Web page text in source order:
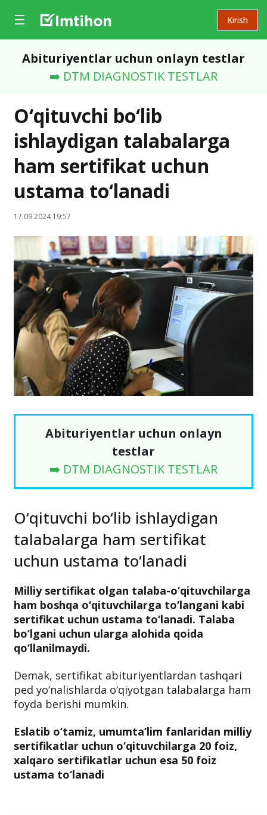
Kirish
Abituriyentlar uchun onlayn testlar
➡️ DTM DIAGNOSTIK TESTLAR
O‘qituvchi bo‘lib
ishlaydigan talabalarga
ham sertifikat uchun
ustama to‘lanadi
17.09.2024 19:57
Abituriyentlar uchun onlayn
testlar
➡️ DTM DIAGNOSTIK TESTLAR
O‘qituvchi bo‘lib ishlaydigan
talabalarga ham sertifikat
uchun ustama to‘lanadi
Milliy sertifikat olgan talaba-o‘qituvchilarga
ham boshqa o‘qituvchilarga to‘langani kabi
sertifikat uchun ustama to‘lanadi. Talaba
bo‘lgani uchun ularga alohida qoida
qo‘llanilmaydi.
Demak, sertifikat abituriyentlardan tashqari
ped yo‘nalishlarda o‘qiyotgan talabalarga ham
foyda berishi mumkin.
Eslatib o‘tamiz, umumta’lim fanlaridan milliy
sertifikatlar uchun o‘qituvchilarga 20 foiz,
xalqaro sertifikatlar uchun esa 50 foiz
ustama to‘lanadi